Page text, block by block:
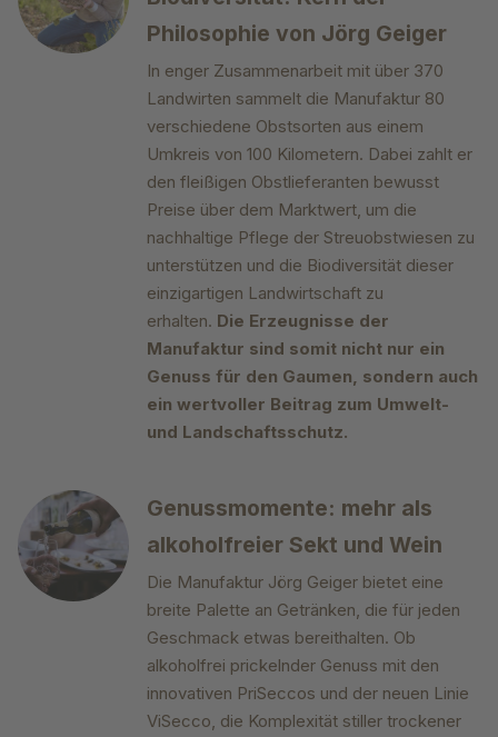
Philosophie von Jörg Geiger
In enger Zusammenarbeit mit über 370
Landwirten sammelt die Manufaktur 80
verschiedene Obstsorten aus einem
Umkreis von 100 Kilometern. Dabei zahlt er
den fleißigen Obstlieferanten bewusst
Preise über dem Marktwert, um die
nachhaltige Pflege der Streuobstwiesen zu
unterstützen und die Biodiversität dieser
einzigartigen Landwirtschaft zu
erhalten. Die Erzeugnisse der
Manufaktur sind somit nicht nur ein
Genuss für den Gaumen, sondern auch
ein wertvoller Beitrag zum Umwelt-
und Landschaftsschutz.
Genussmomente: mehr als
alkoholfreier Sekt und Wein
Die Manufaktur Jörg Geiger bietet eine
breite Palette an Getränken, die für jeden
Geschmack etwas bereithalten. Ob
alkoholfrei prickelnder Genuss mit den
innovativen PriSeccos und der neuen Linie
ViSecco, die Komplexität stiller trockener